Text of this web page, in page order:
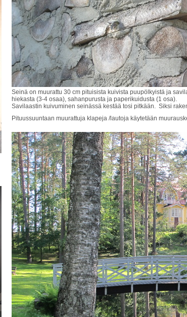
Seinä on muurattu 30 cm pituisista kuivista puupölkyistä ja
hiekasta (3-4 osaa), sahanpurusta ja paperikuidusta (1 osa).
Savilaastin kuivuminen seinässä kestää tosi pitkään. Siksi
Pituussuuntaan muurattuja klapeja /lautoja käytetään